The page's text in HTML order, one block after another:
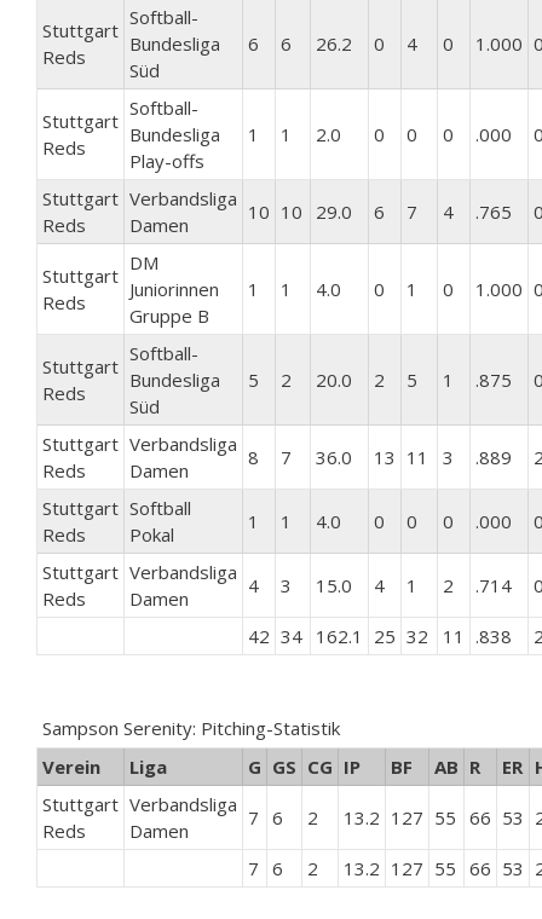
Stuttgart
Reds
Softball-
Bundesliga
Süd
6 6 26.2 0 4 0 1.000
Stuttgart
Reds
Softball-
Bundesliga
Play-offs
1 1 2.0 0 0 0 .000
Stuttgart
Reds
Verbandsliga
Damen
10 10 29.0 6 7 4 .765
Stuttgart
Reds
DM
Juniorinnen
Gruppe B
1 1 4.0 0 1 0 1.000
Stuttgart
Reds
Softball-
Bundesliga
Süd
5 2 20.0 2 5 1 .875
Stuttgart
Reds
Verbandsliga
Damen
8 7 36.0 13 11 3 .889
Stuttgart
Reds
Softball
Pokal
1 1 4.0 0 0 0 .000
Stuttgart
Reds
Verbandsliga
Damen
4 3 15.0 4 1 2 .714
42 34 162.1 25 32 11 .838
Sampson Serenity: Pitching-Statistik
Verein
Liga G GS CG IP BF AB R ER
Stuttgart
Reds
Verbandsliga
Damen
7 6 2 13.2 127 55 66 53
7 6 2 13.2 127 55 66 53